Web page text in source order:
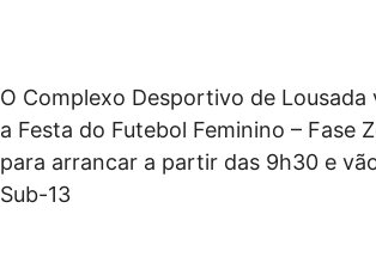
O Complexo Desportivo de
a Festa do Futebol Feminino – Fase
para arrancar a partir das 9h30 e
Sub-13